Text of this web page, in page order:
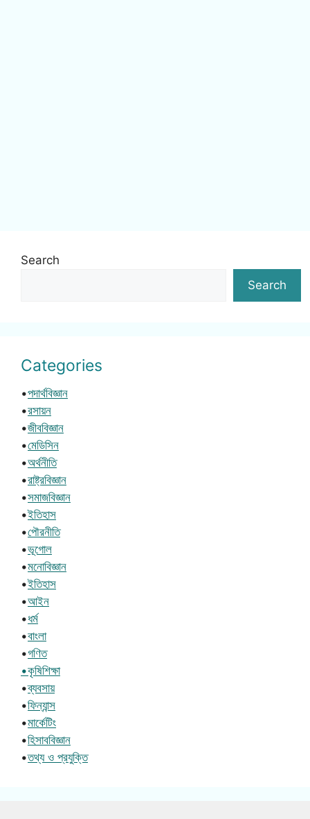
Search
Search
Categories
•পদার্থবিজ্ঞান
•রসায়ন
•জীববিজ্ঞান
•মেডিসিন
•অর্থনীতি
•রাষ্ট্রবিজ্ঞান
•সমাজবিজ্ঞান
•ইতিহাস
•পৌরনীতি
•ভূগোল
•মনোবিজ্ঞান
•ইতিহাস
•আইন
•ধর্ম
•বাংলা
•গণিত
•কৃষিশিক্ষা
•ব্যবসায়
•ফিন্যান্স
•মার্কেটিং
•হিসাববিজ্ঞান
•তথ্য ও প্রযুক্তি